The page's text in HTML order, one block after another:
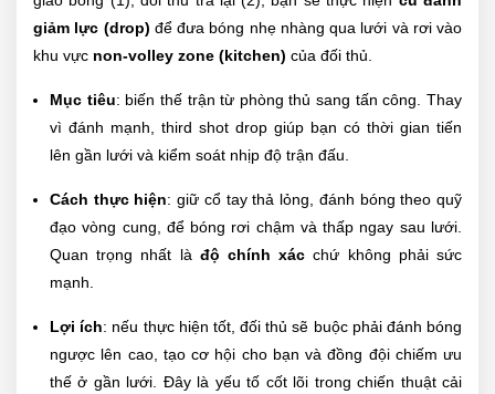
giảm lực (drop) để đưa bóng nhẹ nhàng qua lưới và rơi vào
khu vực non-volley zone (kitchen) của đối thủ.
Mục tiêu: biến thế trận từ phòng thủ sang tấn công. Thay
vì đánh mạnh, third shot drop giúp bạn có thời gian tiến
lên gần lưới và kiểm soát nhịp độ trận đấu.
Cách thực hiện: giữ cổ tay thả lỏng, đánh bóng theo quỹ
đạo vòng cung, để bóng rơi chậm và thấp ngay sau lưới.
Quan trọng nhất là độ chính xác chứ không phải sức
mạnh.
Lợi ích: nếu thực hiện tốt, đối thủ sẽ buộc phải đánh bóng
ngược lên cao, tạo cơ hội cho bạn và đồng đội chiếm ưu
thế ở gần lưới. Đây là yếu tố cốt lõi trong chiến thuật cải